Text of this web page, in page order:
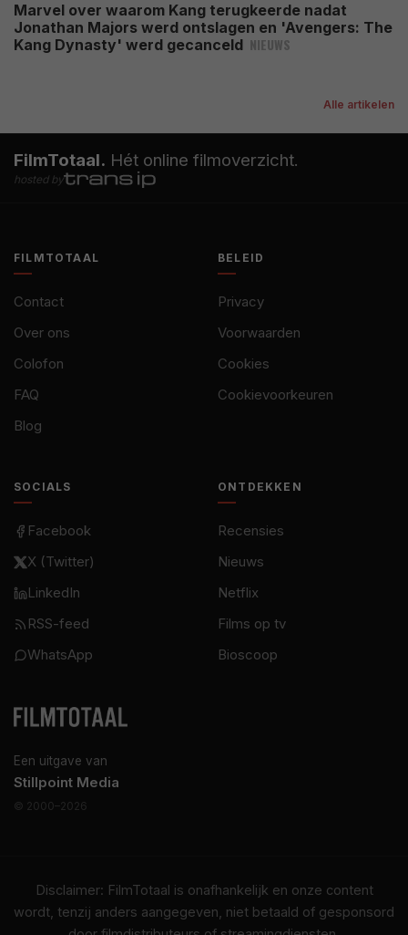
Marvel over waarom Kang terugkeerde nadat
Jonathan Majors werd ontslagen en 'Avengers: The
Kang Dynasty' werd gecanceld NIEUWS
Alle artikelen
FilmTotaal. Hét online filmoverzicht.
hosted by
Een uitgave van
Stillpoint Media
© 2000–2026
FILMTOTAAL
Contact
Over ons
Colofon
FAQ
Blog
BELEID
Privacy
Voorwaarden
Cookies
Cookievoorkeuren
SOCIALS
Facebook
X (Twitter)
LinkedIn
RSS-feed
WhatsApp
ONTDEKKEN
Recensies
Nieuws
Netflix
Films op tv
Bioscoop
Disclaimer: FilmTotaal is onafhankelijk en onze content
wordt, tenzij anders aangegeven, niet betaald of gesponsord